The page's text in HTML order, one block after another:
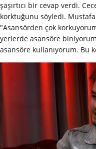
şaşırtıcı bir cevap verdi.
korktuğunu söyledi.
"Asansörden çok
yerlerde asansöre
asansöre kullanıyorum. Bu